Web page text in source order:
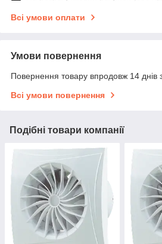
Всі умови оплати
Умови повернення
Повернення товару впродовж 14 днів
Всі умови повернення
Подібні товари компанії